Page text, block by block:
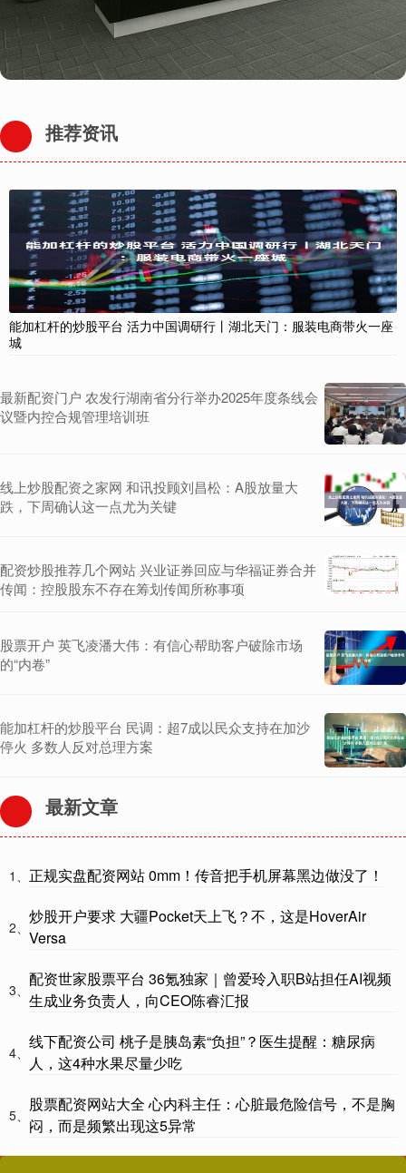
推荐资讯
能加杠杆的炒股平台 活力中国调研行丨湖北天门：服装电商带火一座
城
最新配资门户 农发行湖南省分行举办2025年度条线会
议暨内控合规管理培训班
线上炒股配资之家网 和讯投顾刘昌松：A股放量大
跌，下周确认这一点尤为关键
配资炒股推荐几个网站 兴业证券回应与华福证券合并
传闻：控股股东不存在筹划传闻所称事项
股票开户 英飞凌潘大伟：有信心帮助客户破除市场
的“内卷”
能加杠杆的炒股平台 民调：超7成以民众支持在加沙
停火 多数人反对总理方案
最新文章
1、 正规实盘配资网站 0mm！传音把手机屏幕黑边做没了！
2、
炒股开户要求 大疆Pocket天上飞？不，这是HoverAir
Versa
3、
配资世家股票平台 36氪独家｜曾爱玲入职B站担任AI视频
生成业务负责人，向CEO陈睿汇报
4、
线下配资公司 桃子是胰岛素“负担”？医生提醒：糖尿病
人，这4种水果尽量少吃
5、
股票配资网站大全 心内科主任：心脏最危险信号，不是胸
闷，而是频繁出现这5异常